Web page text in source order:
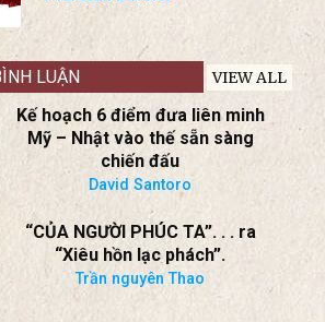
Cuộc đối đầu sắp tới giữa
Trung Quốc và Châu Âu
Thorsten Benner
BÌNH LUẬN
Kế hoạch 6 điểm đưa liên minh
Mỹ – Nhật vào thế sẵn sàng
chiến đấu